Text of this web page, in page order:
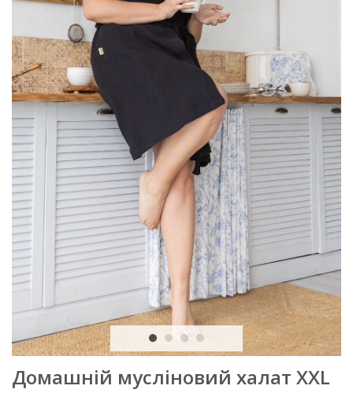
Домашній мусліновий халат XXL